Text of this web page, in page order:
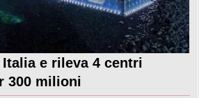
e rileva 4 centri
300 milioni